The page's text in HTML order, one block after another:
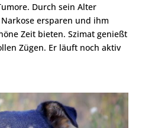
Durch sein Alter
ersparen und ihm
Zeit bieten. Szimat genießt
Zügen. Er läuft noch aktiv